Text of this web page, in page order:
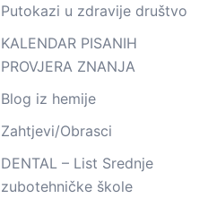
Putokazi u zdravije društvo
KALENDAR PISANIH
PROVJERA ZNANJA
Blog iz hemije
Zahtjevi/Obrasci
DENTAL – List Srednje
zubotehničke škole